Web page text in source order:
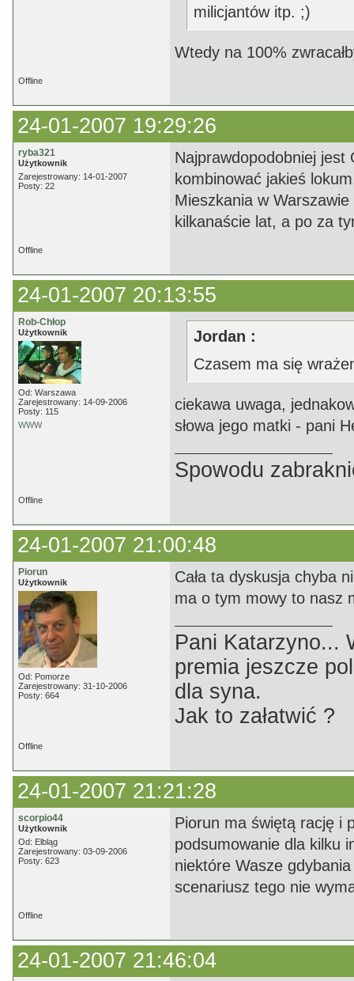
milicjantów itp. ;)
Wtedy na 100%
Offline
24-01-2007 19:29:26
ryba321
Użytkownik
Zarejestrowany: 14-01-2007
Posty: 22
Najprawdopodobniej jest
kombinować jakieś
Mieszkania w
kilkanaście lat, a po za
Offline
24-01-2007 20:13:55
Rob-Chłop
Użytkownik
Od: Warszawa
Zarejestrowany: 14-09-2006
Posty: 115
WWW
Jordan :
Czasem ma się
ciekawa uwaga,
słowa jego matki - pani
Spowodu
Offline
24-01-2007 21:00:48
Piorun
Użytkownik
Od: Pomorze
Zarejestrowany: 31-10-2006
Posty: 664
Cała ta dyskusja chyba
ma o tym mowy to nasz
Pani Katarzyno...
premia jeszcze
dla syna.
Jak to załatwić ?
Offline
24-01-2007 21:21:28
scorpio44
Użytkownik
Od: Elbląg
Zarejestrowany: 03-09-2006
Posty: 623
Piorun ma świętą rację i
podsumowanie dla kilku
niektóre Wasze
scenariusz tego nie
Offline
24-01-2007 21:46:04